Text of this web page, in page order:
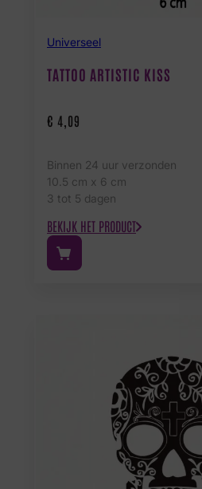
Universeel
TATTOO ARTISTIC KISS
€ 4,09
Binnen 24 uur verzonden
10.5 cm x 6 cm
3 tot 5 dagen
BEKIJK HET PRODUCT